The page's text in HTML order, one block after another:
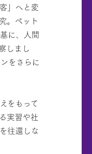
」へと変
。ペット
に、人間
しまし
をさらに
をもって
実習や社
往還しな